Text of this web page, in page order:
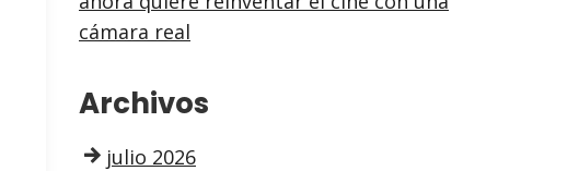
cámara real
Archivos
julio 2026